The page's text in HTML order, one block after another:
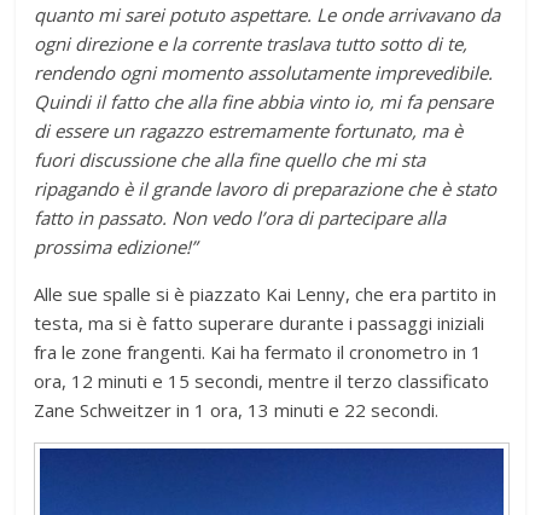
quanto mi sarei potuto aspettare. Le onde arrivavano da
ogni direzione e la corrente traslava tutto sotto di te,
rendendo ogni momento assolutamente imprevedibile.
Quindi il fatto che alla fine abbia vinto io, mi fa pensare
di essere un ragazzo estremamente fortunato, ma è
fuori discussione che alla fine quello che mi sta
ripagando è il grande lavoro di preparazione che è stato
fatto in passato. Non vedo l’ora di partecipare alla
prossima edizione!”
Alle sue spalle si è piazzato Kai Lenny, che era partito in
testa, ma si è fatto superare durante i passaggi iniziali
fra le zone frangenti. Kai ha fermato il cronometro in 1
ora, 12 minuti e 15 secondi, mentre il terzo classificato
Zane Schweitzer in 1 ora, 13 minuti e 22 secondi.